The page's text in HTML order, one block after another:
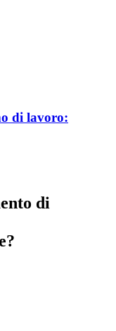
di lavoro:
di